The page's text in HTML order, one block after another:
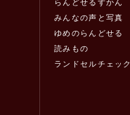
らんどせるずかん
みんなの声と写真
ゆめのらんどせる
読みもの
ランドセルチェック